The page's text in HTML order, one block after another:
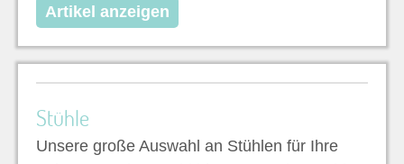
Artikel anzeigen
Stühle
Unsere große Auswahl an Stühlen für Ihre